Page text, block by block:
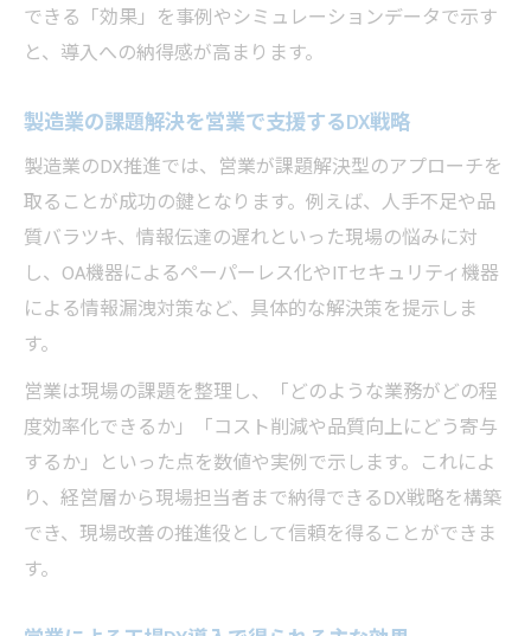
営業現場で活きるDX提案の実践ポイント
営業担当ならではのDX提案成功術とは
営業体験を基にしたDX提案の具体事例
営業活動で生まれたDX導入の現場改善法
できる「効果」を事例やシミュレーションデータで示す
と、導入への納得感が高まります。
製造業の課題解決を営業で支援するDX戦略
製造業のDX推進では、営業が課題解決型のアプローチを
取ることが成功の鍵となります。例えば、人手不足や品
質バラツキ、情報伝達の遅れといった現場の悩みに対
し、OA機器によるペーパーレス化やITセキュリティ機器
による情報漏洩対策など、具体的な解決策を提示しま
す。
営業は現場の課題を整理し、「どのような業務がどの程
度効率化できるか」「コスト削減や品質向上にどう寄与
するか」といった点を数値や実例で示します。これによ
り、経営層から現場担当者まで納得できるDX戦略を構築
でき、現場改善の推進役として信頼を得ることができま
す。